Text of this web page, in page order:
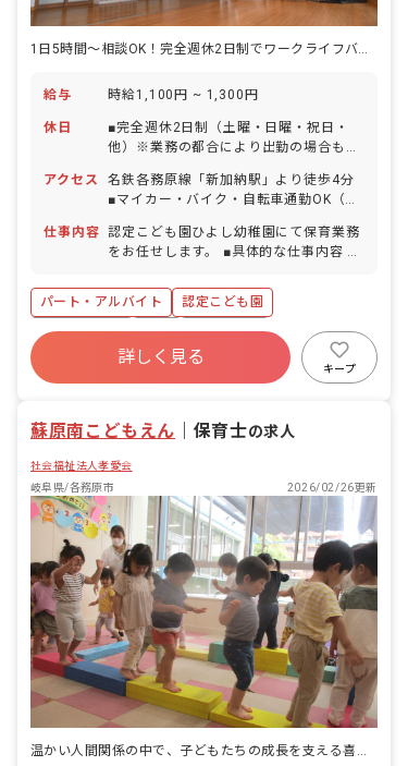
1日5時間～相談OK！完全週休2日制でワークライフバランスOK！
給与 時給1,100円 ~ 1,300円
休日
■完全週休2日制（土曜・日曜・祝日・
他）※業務の都合により出勤の場合もあ
（取得率100％／半日単位から取得可
能） ■産前産後・育児休暇（取得率
100％・復帰率100％） ※年間休日125
日（有休は別途付与）
アクセス
名鉄各務原線「新加納駅」より徒歩4分
■マイカー・バイク・自転車通勤OK（無
仕事内容 認定こども園ひよし幼稚園にて保育業務
をお任せします。 ■具体的な仕事内容 ・
入（手書き）
パート・アルバイト
認定こども園
社会保険完備
有給
退職金制度
産休育休制度
詳しく見る
キープ
蘇原南こどもえん 保育士の求人
社会福祉法人孝愛会
岐阜県/各務原市
2026/02/26更新